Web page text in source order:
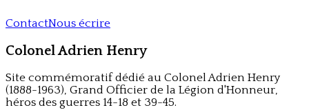
ContactNous écrire
Colonel Adrien Henry
Site commémoratif dédié au Colonel Adrien Henry
(1888-1963), Grand Officier de la Légion d'Honneur,
héros des guerres 14-18 et 39-45.